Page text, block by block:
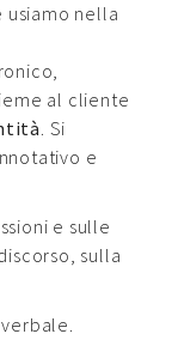
usiamo nella
al cliente
. Si
e
e sulle
sulla